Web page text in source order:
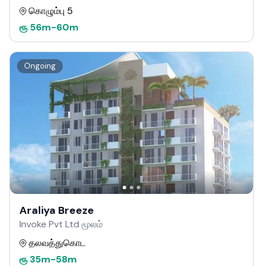
கொழும்பு 5
ரூ 56m-60m
Ongoing
Araliya Breeze
Invoke Pvt Ltd மூலம்
தலவத்துகொட
ரூ35m-58m